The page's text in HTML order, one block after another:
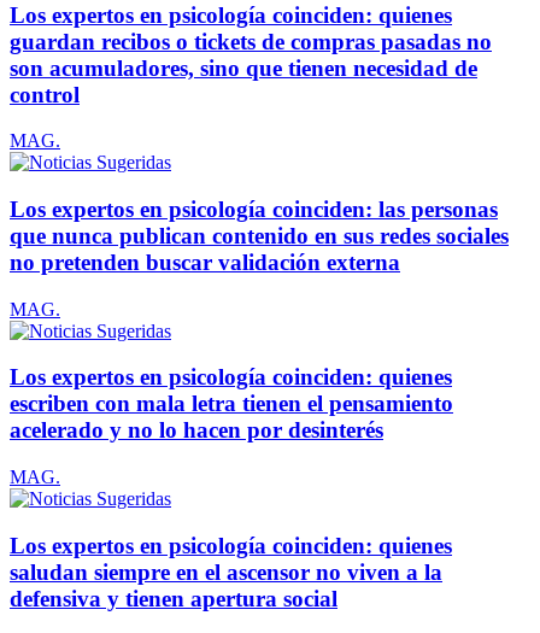
Los expertos en psicología coinciden: quienes
guardan recibos o tickets de compras pasadas no
son acumuladores, sino que tienen necesidad de
control
MAG.
Los expertos en psicología coinciden: las personas
que nunca publican contenido en sus redes sociales
no pretenden buscar validación externa
MAG.
Los expertos en psicología coinciden: quienes
escriben con mala letra tienen el pensamiento
acelerado y no lo hacen por desinterés
MAG.
Los expertos en psicología coinciden: quienes
saludan siempre en el ascensor no viven a la
defensiva y tienen apertura social